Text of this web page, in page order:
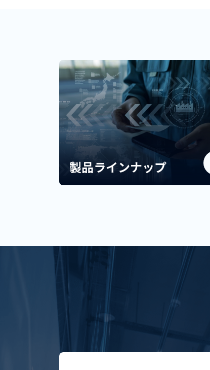
製品ラインナップ